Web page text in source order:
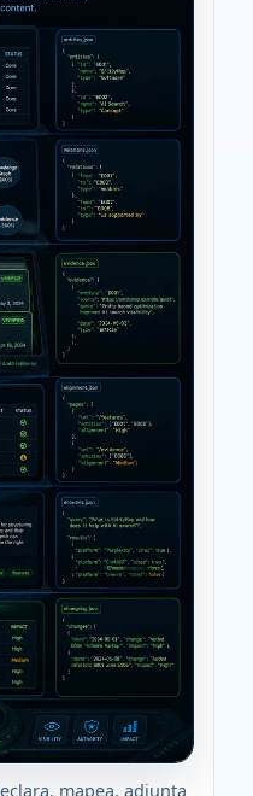
mapea, adjunta